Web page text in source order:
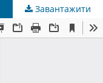
Завантажити